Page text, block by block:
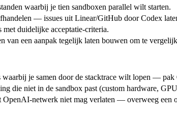
waarbij je tien sandboxen parallel wilt starten.
— issues uit Linear/GitHub door Codex
met duidelijke acceptatie-criteria.
van een aanpak tegelijk laten bouwen om te
waarbij je samen door de stacktrace wilt lopen —
die niet in de sandbox past (custom hardware,
netwerk niet mag verlaten — overweeg een